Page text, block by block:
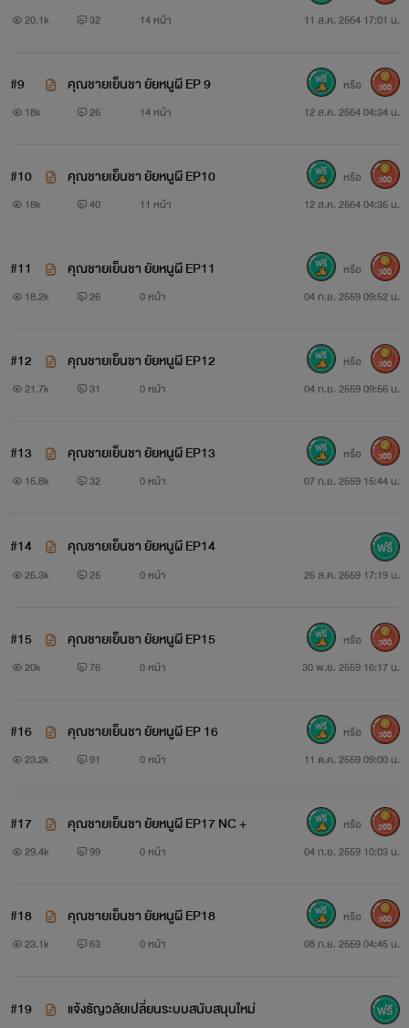
เราไม่ควรบังคับกันว่าไหม เดี๋ยวมันจะเสียความรู้สึกทั้งสองฝ่าย
ตอนนี้ มันน่านัก)
“อือ เฮียบ้า หนูดีจะโกรธ เฮียแล้ว”เมื่อผมพูดจบ เธอก็
ร้องไห้ออกมาเฉยเลย แถมยังมาบอกอีกว่าจะโกรธผม
“หึ โกรธหรอ ไม่ง้อนะ”ผมหัวเราะนิดหน่อย กับคนที่บอกว่า
นอนปล่อยให้เธอนั่งอยู่บนตัก ตามเดิม เธอมองผมตาเขียว น้ำตา
คลอ
ตุบ
“จะทำให้ร้องไม่ออกเลย คอยดู”เธอพูดอย่างหมายมั้น
“หึ อยากร้องจะแย่”ผมยั่วเธอนิดหน่อย แล้วเธอก็ไม่รอให้ผม
ได้คิดอะไรนาน เมื่อเธอเริ่มขยับร่างกาย ให้ส่วนล่างเของเรา
ยั่วยวน ผมก็จดจ้องอยู่ที่เธอไม่วางตา พยายามที่จะไม่ตะคุบเธอ
แล้วจัดการให้มันรู้แล้วรู้รอด ผมกำลังลงโทษเด็กดื้ออยู่ ทีหลังจะ
“อืม ร้อน”เธอขยับโยกขึ้นลง หลับตาพริบ ปากก็พูดว่าร้อน
ผมกัดกรามแน่นเพื่อไม่ให้ตัวเองส่งเสียงครางออกมา มือก็จับ
ใครอยากอ่านไวๆเม้นๆให้กำลังใจไรท์กันเยอะๆน๊า
20.1k 32 14 หน้า 11 ส.ค. 2564 17:01 น.
#9 คุณชายเย็นชา ยัยหนูผี EP 9
18k 26 14 หน้า 12 ส.ค. 2564 04:34 น.
หรือ 300
#10 คุณชายเย็นชา ยัยหนูผี EP10
18k 40 11 หน้า 12 ส.ค. 2564 04:35 น.
หรือ 300
#11 คุณชายเย็นชา ยัยหนูผี EP11
18.2k 26 0 หน้า 04 ก.ย. 2559 09:52 น.
หรือ 300
#12 คุณชายเย็นชา ยัยหนูผี EP12
21.7k 31 0 หน้า 04 ก.ย. 2559 09:56 น.
หรือ 300
#13 คุณชายเย็นชา ยัยหนูผี EP13
15.8k 32 0 หน้า 07 ก.ย. 2559 15:44 น.
หรือ 300
#14 คุณชายเย็นชา ยัยหนูผี EP14
25.3k 25 0 หน้า 25 ส.ค. 2559 17:19 น.
#15 คุณชายเย็นชา ยัยหนูผี EP15
20k 76 0 หน้า 30 พ.ย. 2559 16:17 น.
หรือ 300
#16 คุณชายเย็นชา ยัยหนูผี EP 16
23.2k 91 0 หน้า 11 ต.ค. 2559 09:00 น.
หรือ 300
#17 คุณชายเย็นชา ยัยหนูผี EP17 NC +
29.4k 99 0 หน้า 04 ก.ย. 2559 10:03 น.
หรือ 200
#18 คุณชายเย็นชา ยัยหนูผี EP18
23.1k 63 0 หน้า 08 ก.ย. 2559 04:45 น.
หรือ 300
#19 แจ้งธัญวลัยเปลี่ยนระบบสนับสนุนใหม่